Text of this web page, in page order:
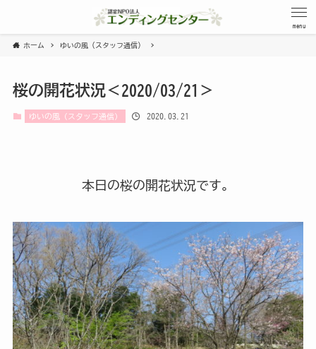
menu
ホーム ゆいの風（スタッフ通信）
桜の開花状況＜2020/03/21＞
ゆいの風（スタッフ通信） 2020.03.21
本日の桜の開花状況です。